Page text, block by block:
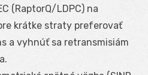
(RaptorQ/LDPC) na
krátke straty preferovať
a vyhnúť sa retransmisiám